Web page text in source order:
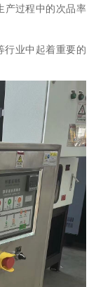
产过程中的次品率
行业中起着重要的